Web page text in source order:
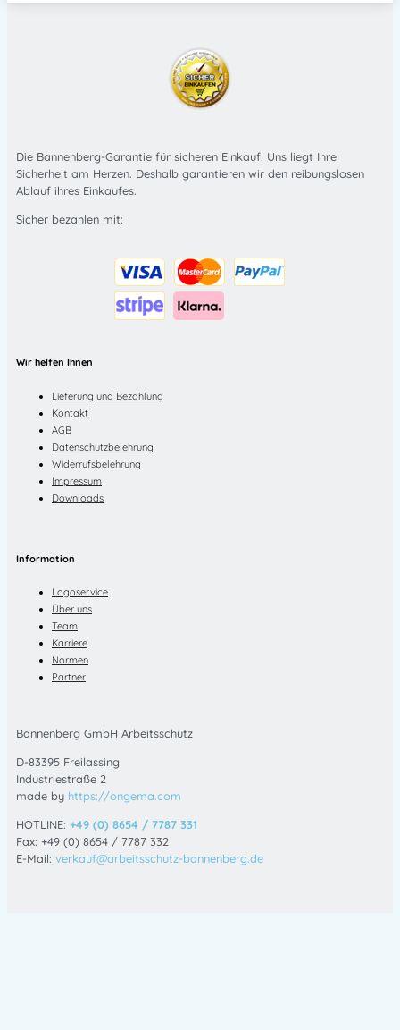
Die Bannenberg-Garantie für sicheren Einkauf. Uns liegt Ihre
Sicherheit am Herzen. Deshalb garantieren wir den reibungslosen
Ablauf ihres Einkaufes.
Sicher bezahlen mit:
Wir helfen Ihnen
Lieferung und Bezahlung
Kontakt
AGB
Datenschutzbelehrung
Widerrufsbelehrung
Impressum
Downloads
Information
Logoservice
Über uns
Team
Karriere
Normen
Partner
Bannenberg GmbH Arbeitsschutz
D-83395 Freilassing
Industriestraße 2
made by https://ongema.com
HOTLINE: +49 (0) 8654 / 7787 331
Fax: +49 (0) 8654 / 7787 332
E-Mail: verkauf@arbeitsschutz-bannenberg.de